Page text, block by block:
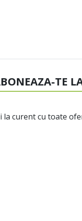
TE
la curent cu toate